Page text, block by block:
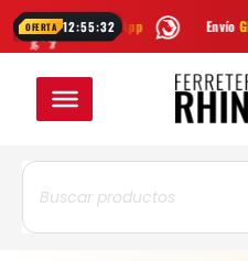
OFERTA 12:55:32
porWhatsApp Envío GRATISen
Búsqueda
productos